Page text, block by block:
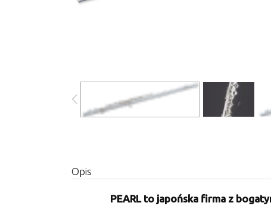
Opis
PEARL to japońska firma z